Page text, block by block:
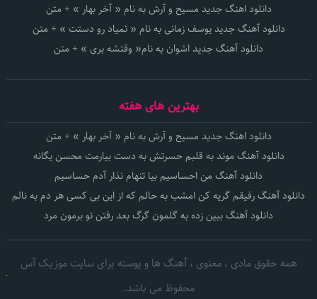
دانلود اهنگ جدید مسیح و آرش به نام « آخر بهار » + متن
دانلود آهنگ جدید یوسف زمانی به نام « نمیاد رو دستت » + متن
دانلود آهنگ جدید اشوان به نام« وقتشه بری » + متن
بهترین های هفته
دانلود اهنگ جدید مسیح و آرش به نام « آخر بهار » + متن
دانلود آهنگ موند به قلبم حسرتش به دست بیارمت محسن یگانه
دانلود آهنگ من احساسیم بیا تنهام نذار آدم حساسیم
دانلود آهنگ رفیقم گریه کن امشب به حالم که از این بی کسی هر دم به نالم
دانلود آهنگ ببین زده به گلمون گرگ بعد رفتن تو برمون مرد
همه حقوق مادی ، معنوی ، آهنگ ها و پوسته برای سایت موزیک آس
محفوظ می باشد.